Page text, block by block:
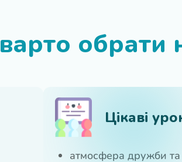
варто обрати
Цікаві
атмосфера дружби та